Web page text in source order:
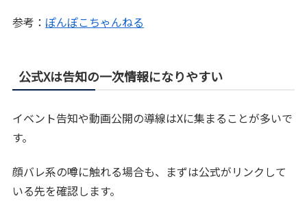
参考： ぽんぽこちゃんねる
公式Xは告知の一次情報になりやすい
イベント告知や動画公開の導線はXに集まることが多いで
す。
顔バレ系の噂に触れる場合も、まずは公式がリンクして
いる先を確認します。